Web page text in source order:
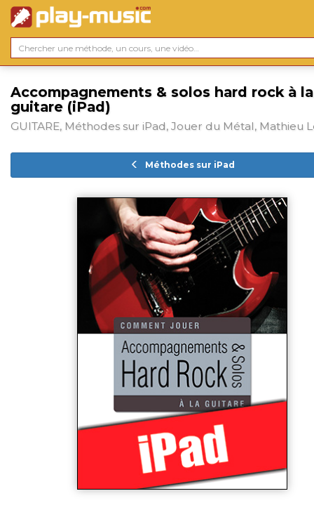
Accompagnements & solos hard rock à la
guitare (iPad)
GUITARE, Méthodes sur iPad, Jouer du Métal, Mathieu
Méthodes sur iPad